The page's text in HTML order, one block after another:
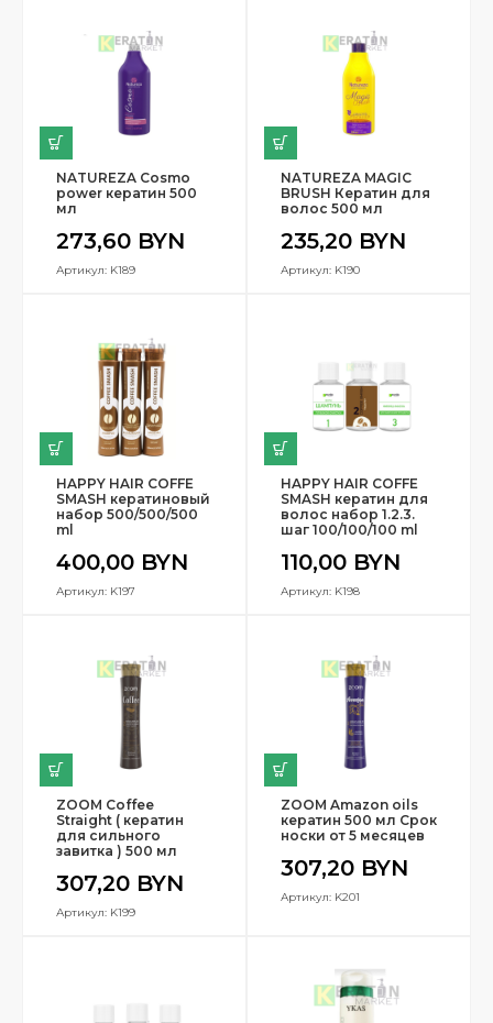
NATUREZA Cosmo
power кератин 500
мл
273,60 BYN
Артикул: K189
NATUREZA MAGIC
BRUSH Кератин для
волос 500 мл
235,20 BYN
Артикул: K190
HAPPY HAIR COFFE
SMASH кератиновый
набор 500/500/500
ml
400,00 BYN
Артикул: K197
HAPPY HAIR COFFE
SMASH кератин для
волос набор 1.2.3.
шаг 100/100/100 ml
110,00 BYN
Артикул: K198
ZOOM Coffee
Straight ( кератин
для сильного
завитка ) 500 мл
307,20 BYN
Артикул: K199
ZOOM Amazon oils
кератин 500 мл Срок
носки от 5 месяцев
307,20 BYN
Артикул: K201